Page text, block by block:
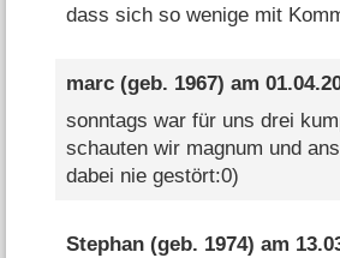
dass sich so wenige mit
marc(geb. 1967) am
sonntags war für uns drei
schauten wir magnum und
dabei nie gestört:0)
Stephan(geb. 1974) am